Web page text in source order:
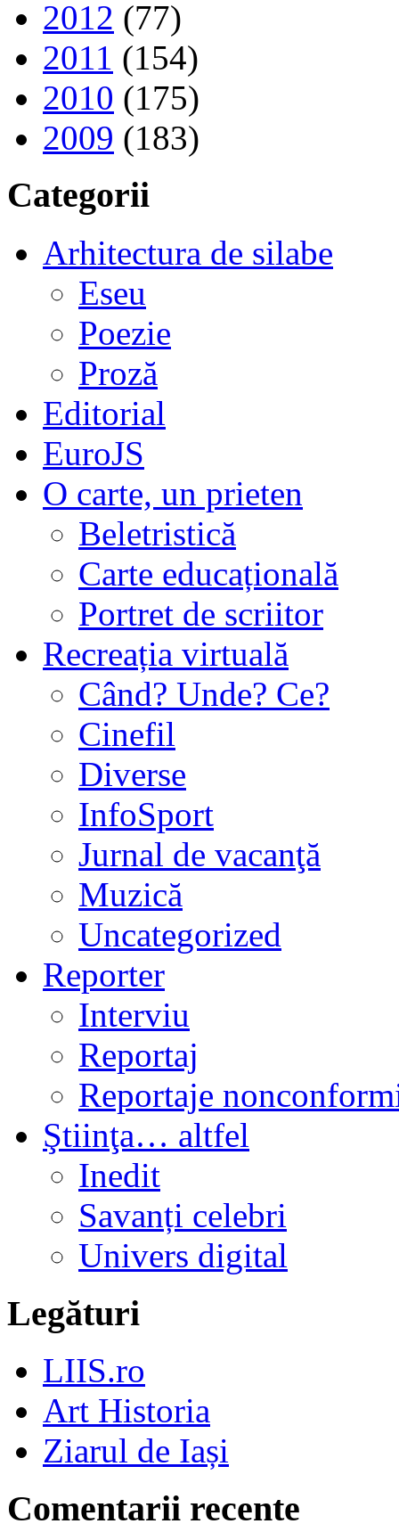
2012 (77)
2011 (154)
2010 (175)
2009 (183)
Categorii
Arhitectura de silabe
Eseu
Poezie
Proză
Editorial
EuroJS
O carte, un prieten
Beletristică
Carte educațională
Portret de scriitor
Recreația virtuală
Când? Unde? Ce?
Cinefil
Diverse
InfoSport
Jurnal de vacanţă
Muzică
Uncategorized
Reporter
Interviu
Reportaj
Reportaje
Ştiinţa… altfel
Inedit
Savanți celebri
Univers digital
Legături
LIIS.ro
Art Historia
Ziarul de Iași
Comentarii recente